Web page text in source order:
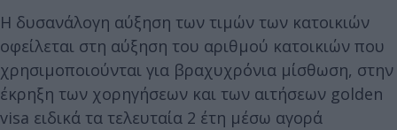
Η δυσανάλογη αύξηση των τιμών των κατοικιών
οφείλεται στη αύξηση του αριθμού κατοικιών που
χρησιμοποιούνται για βραχυχρόνια μίσθωση, στην
έκρηξη των χορηγήσεων και των αιτήσεων golden
visa ειδικά τα τελευταία 2 έτη μέσω αγορά